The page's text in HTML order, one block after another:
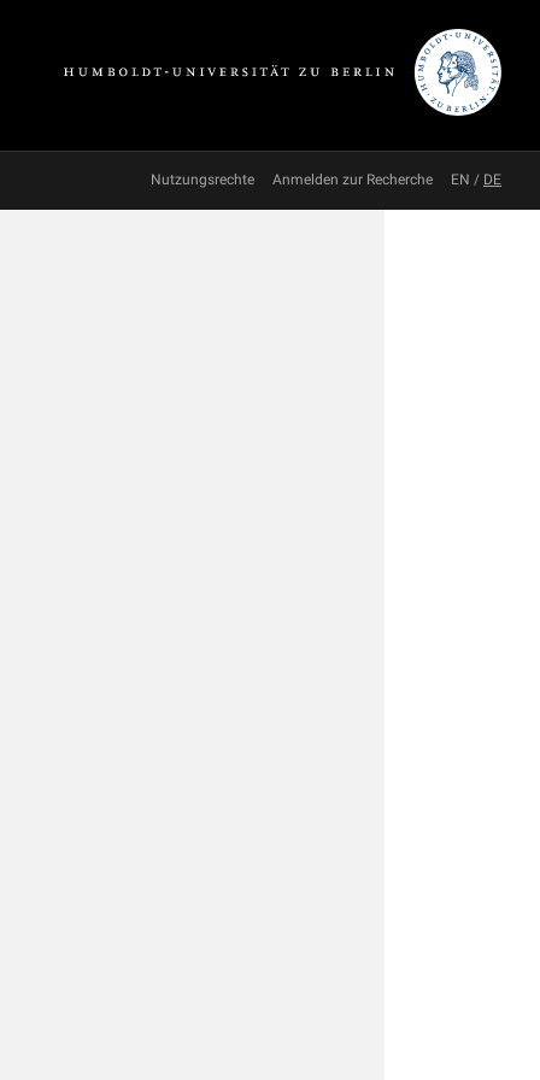
Nutzungsrechte Anmelden zur Recherche EN / DE